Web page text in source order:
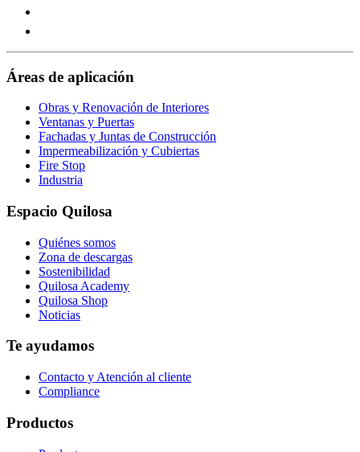
page
https://www.facebook.com/QuilosaSelenaIberia/
page
Áreas de aplicación
Obras y Renovación de Interiores
Ventanas y Puertas
Fachadas y Juntas de Construcción
Impermeabilización y Cubiertas
Fire Stop
Industria
Espacio Quilosa
Quiénes somos
Zona de descargas
Sostenibilidad
Quilosa Academy
Quilosa Shop
Noticias
Te ayudamos
Contacto y Atención al cliente
Compliance
Productos